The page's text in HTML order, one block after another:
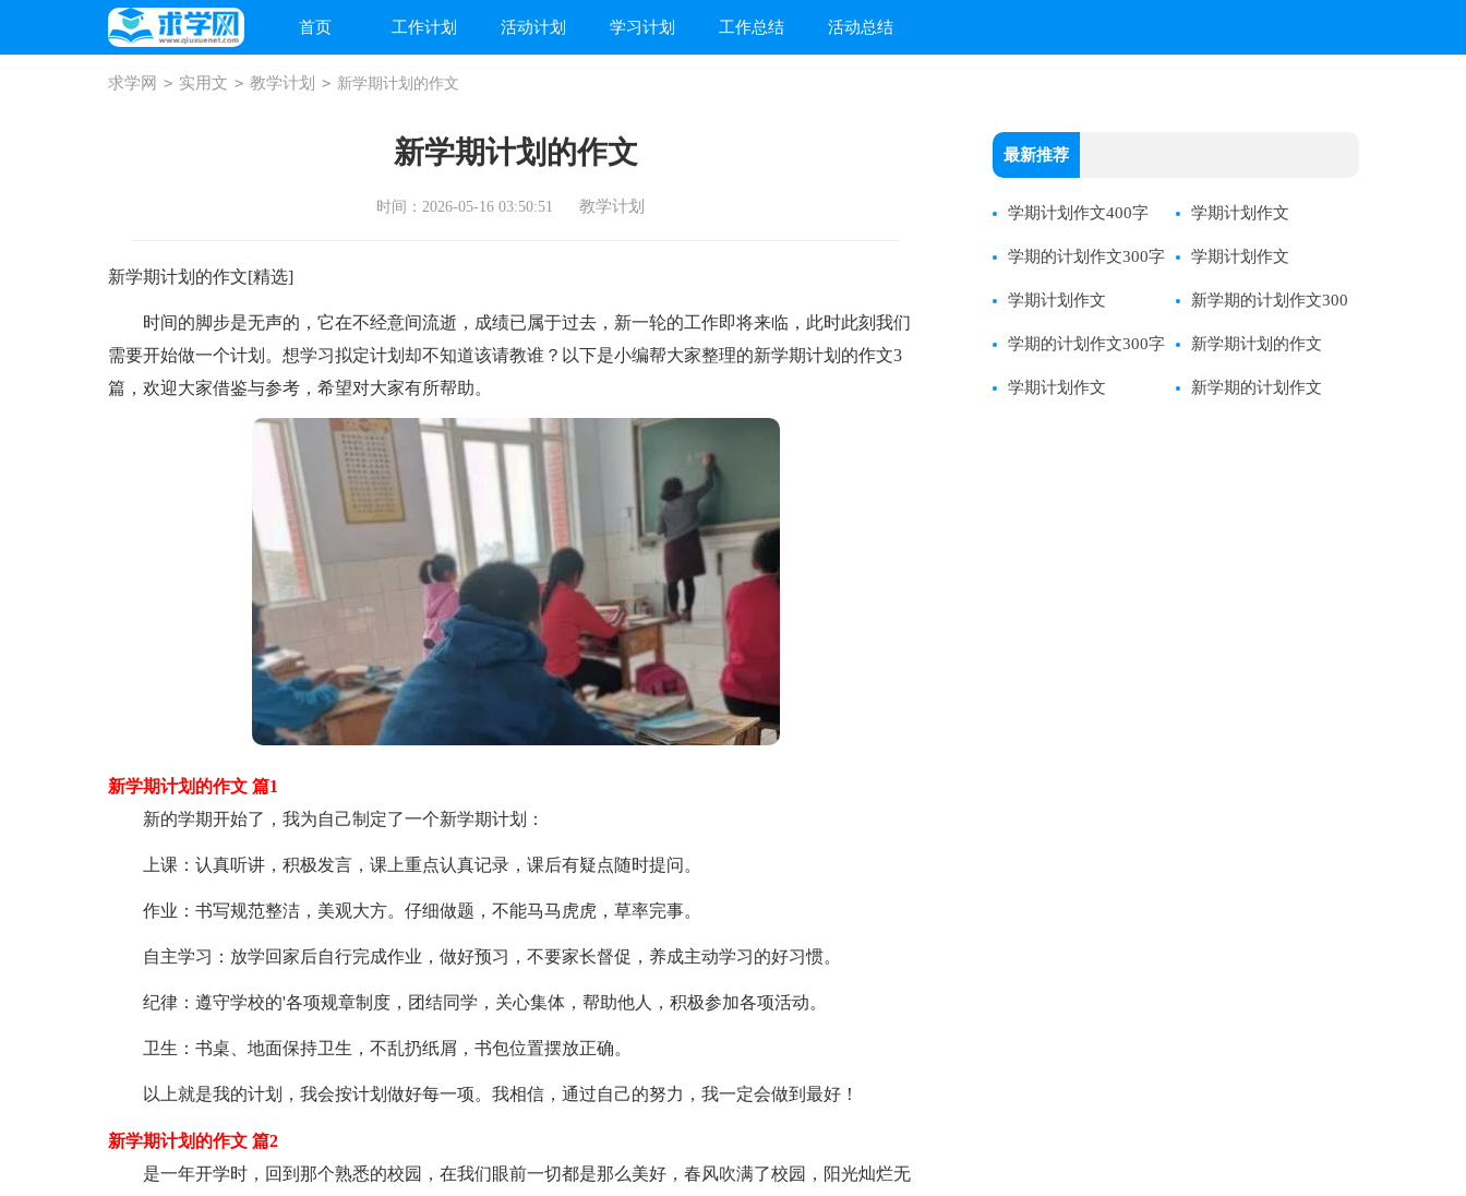
首页 工作计划 活动计划 学习计划 工作总结 活动总结
求学网 > 实用文 > 教学计划 > 新学期计划的作文
新学期计划的作文
时间：2026-05-16 03:50:51 教学计划
新学期计划的作文[精选]
时间的脚步是无声的，它在不经意间流逝，成绩已属于过去，新一轮的工作即将来临，此时此刻我们
需要开始做一个计划。想学习拟定计划却不知道该请教谁？以下是小编帮大家整理的新学期计划的作文3
篇，欢迎大家借鉴与参考，希望对大家有所帮助。
新学期计划的作文 篇1
新的学期开始了，我为自己制定了一个新学期计划：
上课：认真听讲，积极发言，课上重点认真记录，课后有疑点随时提问。
作业：书写规范整洁，美观大方。仔细做题，不能马马虎虎，草率完事。
自主学习：放学回家后自行完成作业，做好预习，不要家长督促，养成主动学习的好习惯。
纪律：遵守学校的'各项规章制度，团结同学，关心集体，帮助他人，积极参加各项活动。
卫生：书桌、地面保持卫生，不乱扔纸屑，书包位置摆放正确。
以上就是我的计划，我会按计划做好每一项。我相信，通过自己的努力，我一定会做到最好！
新学期计划的作文 篇2
是一年开学时，回到那个熟悉的校园，在我们眼前一切都是那么美好，春风吹满了校园，阳光灿烂无
最新推荐
学期计划作文400字 学期计划作文
学期的计划作文300字 学期计划作文
学期计划作文 新学期的计划作文300
字
学期的计划作文300字 新学期计划的作文
学期计划作文 新学期的计划作文